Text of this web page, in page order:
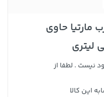
حاوی
نیست . لطفا از
این کالا